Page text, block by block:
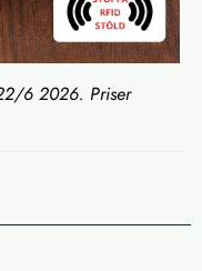
6 2026. Priser